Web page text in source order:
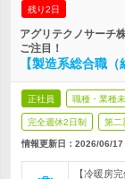
残り2日
アグリテクノサーチ
ご注目！
【製造系総合職
正社員 職種・業種
完全週休2日制 第二
情報更新日：2026/06/17
【冷暖房